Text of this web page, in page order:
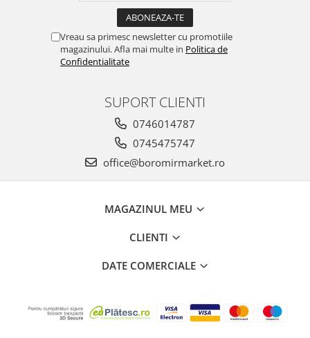
Vreau sa primesc newsletter cu promotiile
magazinului. Afla mai multe in Politica de
Confidentialitate
SUPORT CLIENTI
0746014787
0745475747
office@boromirmarket.ro
MAGAZINUL MEU
CLIENTI
DATE COMERCIALE